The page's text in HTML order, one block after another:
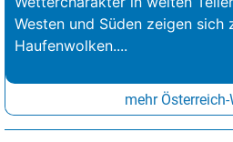
Westen und Süden zeigen
Haufenwolken....
mehr Österreich-